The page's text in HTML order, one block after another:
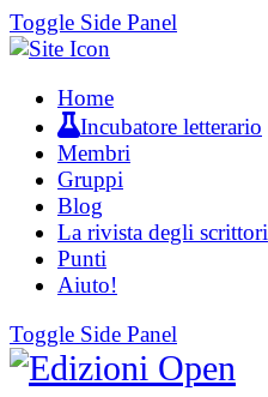
Toggle Side Panel
Home
Incubatore letterario
Membri
Gruppi
Blog
La rivista degli scrittori
Punti
Aiuto!
Toggle Side Panel